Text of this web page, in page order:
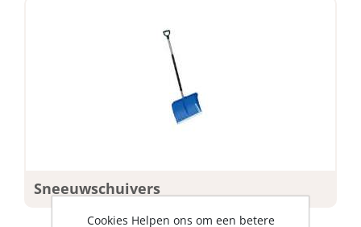
Sneeuwschuivers
Cookies Helpen ons om een betere